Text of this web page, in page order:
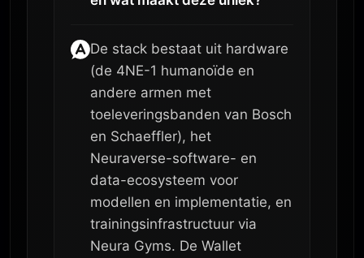
De stack bestaat uit hardware
(de 4NE-1 humanoïde en
andere armen met
toeleveringsbanden van Bosch
en Schaeffler), het
Neuraverse-software- en
data-ecosysteem voor
modellen en implementatie, en
trainingsinfrastructuur via
Neura Gyms. De Wallet